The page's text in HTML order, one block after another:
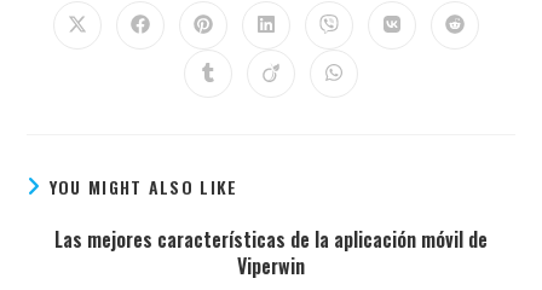
YOU MIGHT ALSO LIKE
Las mejores características de la aplicación móvil de
Viperwin